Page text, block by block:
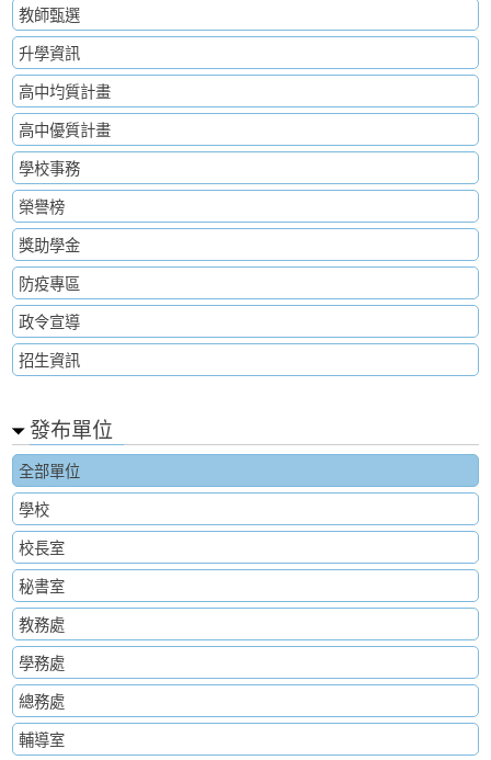
教師甄選
升學資訊
高中均質計畫
高中優質計畫
學校事務
榮譽榜
獎助學金
防疫專區
政令宣導
招生資訊
發布單位
全部單位
學校
校長室
秘書室
教務處
學務處
總務處
輔導室